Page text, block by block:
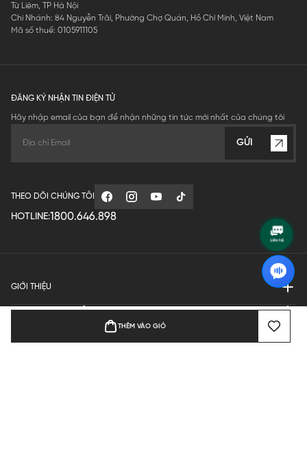
THÊM VÀO GIỎ
Từ Liêm, TP Hà Nội
Chi Nhánh: 84 Nguyễn Trãi, Phường Chợ Quán, Hồ Chí Minh, Việt Nam
Mã số thuế: 0105911105
ĐĂNG KÝ NHẬN TIN ĐIỆN TỬ
Hãy nhập email của bạn để nhận những tin tức mới nhất của chúng tôi
GỬI
THEO DÕI CHÚNG TÔI
HOTLINE:1800.646.898
GIỚI THIỆU
QUY ĐỊNH HOẠT ĐỘNG